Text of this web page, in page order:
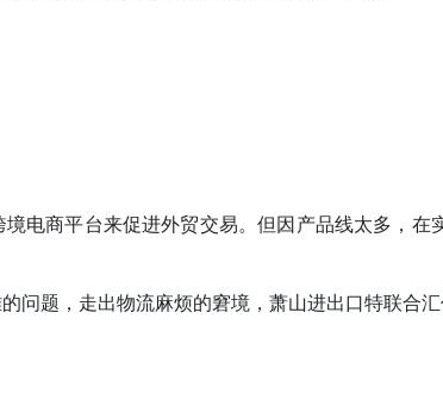
电商平台来促进外贸交易。但因产品线太多，在
问题，走出物流麻烦的窘境，萧山进出口特联合